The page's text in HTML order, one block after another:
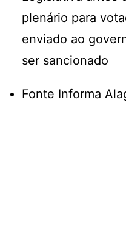
plenário para
enviado ao
ser sancionado
Fonte Informa